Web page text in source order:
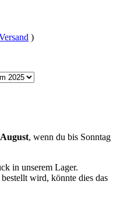
)
, wenn du bis Sonntag
in unserem Lager.
wird, könnte dies das